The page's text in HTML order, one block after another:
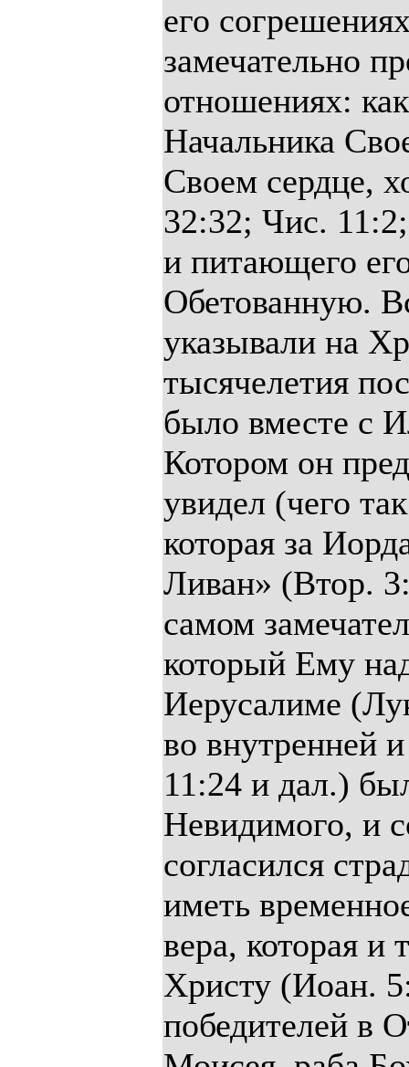
его
замечательно
отношениях:
Начальника
Своем сердце,
32:32; Чис.
и питающего
Обетованную.
указывали на
тысячелетия
было вместе с
Котором он
увидел (чего
которая за
Ливан» (Втор.
самом
который Ему
Иерусалиме
во внутренней
11:24 и дал.)
Невидимого, и
согласился
иметь
вера, которая и
Христу (Иоан.
победителей в